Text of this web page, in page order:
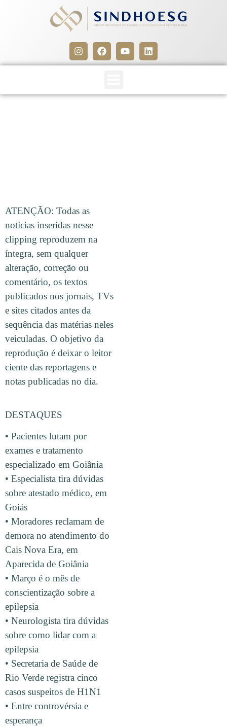
ATENÇÃO: Todas as
notícias inseridas nesse
clipping reproduzem na
íntegra, sem qualquer
alteração, correção ou
comentário, os textos
publicados nos jornais, TVs
e sites citados antes da
sequência das matérias neles
veiculadas. O objetivo da
reprodução é deixar o leitor
ciente das reportagens e
notas publicadas no dia.
DESTAQUES
• Pacientes lutam por
exames e tratamento
especializado em Goiânia
• Especialista tira dúvidas
sobre atestado médico, em
Goiás
• Moradores reclamam de
demora no atendimento do
Cais Nova Era, em
Aparecida de Goiânia
• Março é o mês de
conscientização sobre a
epilepsia
• Neurologista tira dúvidas
sobre como lidar com a
epilepsia
• Secretaria de Saúde de
Rio Verde registra cinco
casos suspeitos de H1N1
• Entre controvérsia e
esperança